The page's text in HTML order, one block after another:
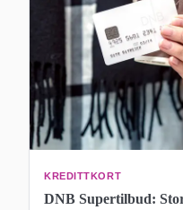
KREDITTKORT
DNB Supertilbud: